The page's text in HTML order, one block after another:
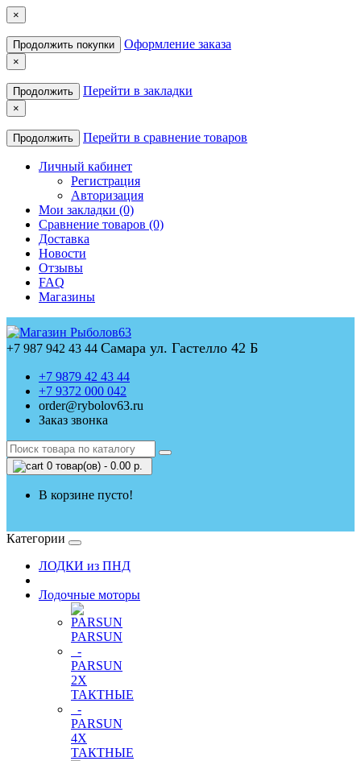
×
Продолжить покупки Оформление заказа
×
Продолжить Перейти в закладки
×
Продолжить Перейти в сравнение товаров
Личный кабинет
Регистрация
Авторизация
Мои закладки (0)
Сравнение товаров (0)
Доставка
Новости
Отзывы
FAQ
Магазины
+7 987 942 43 44 Самара ул. Гастелло 42 Б
+7 9879 42 43 44
+7 9372 000 042
order@rybolov63.ru
Заказ звонка
0 товар(ов) - 0.00 р.
В корзине пусто!
Категории
ЛОДКИ из ПНД
Лодочные моторы
PARSUN
-
PARSUN
2Х
ТАКТНЫЕ
-
PARSUN
4Х
ТАКТНЫЕ